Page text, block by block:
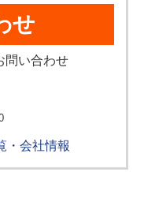
せ
問い合わせ
・会社情報